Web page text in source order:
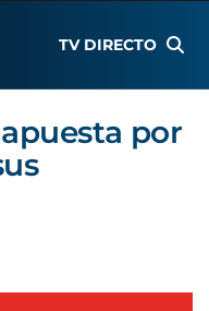
TV DIRECTO
por